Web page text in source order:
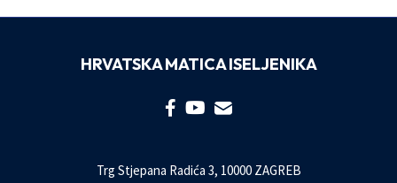
HRVATSKA MATICA ISELJENIKA
Trg Stjepana Radića 3, 10000 ZAGREB